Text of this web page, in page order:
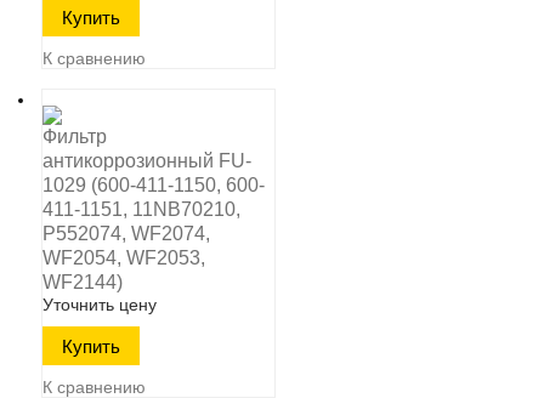
К сравнению
Фильтр
антикоррозионный FU-
1029 (600-411-1150, 600-
411-1151, 11NB70210,
P552074, WF2074,
WF2054, WF2053,
WF2144)
Уточнить цену
К сравнению